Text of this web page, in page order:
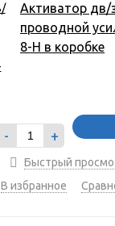
Активатор дв/
проводной
8-H в коробке
- +
Быстрый
В избранное